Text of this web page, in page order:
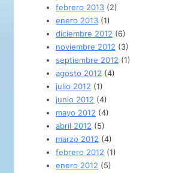
febrero 2013 (2)
enero 2013 (1)
diciembre 2012 (6)
noviembre 2012 (3)
septiembre 2012 (1)
agosto 2012 (4)
julio 2012 (1)
junio 2012 (4)
mayo 2012 (4)
abril 2012 (5)
marzo 2012 (4)
febrero 2012 (1)
enero 2012 (5)